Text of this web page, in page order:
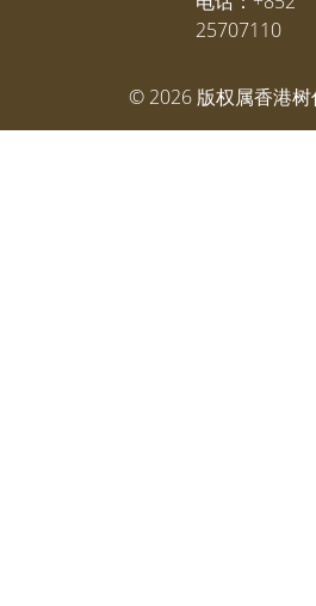
25707110
© 2026版权属香港树